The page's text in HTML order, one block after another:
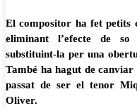
El compositor ha fet petits
eliminant l’efecte de
substituint-la per una
També ha hagut de
passat de ser el tenor
Oliver.